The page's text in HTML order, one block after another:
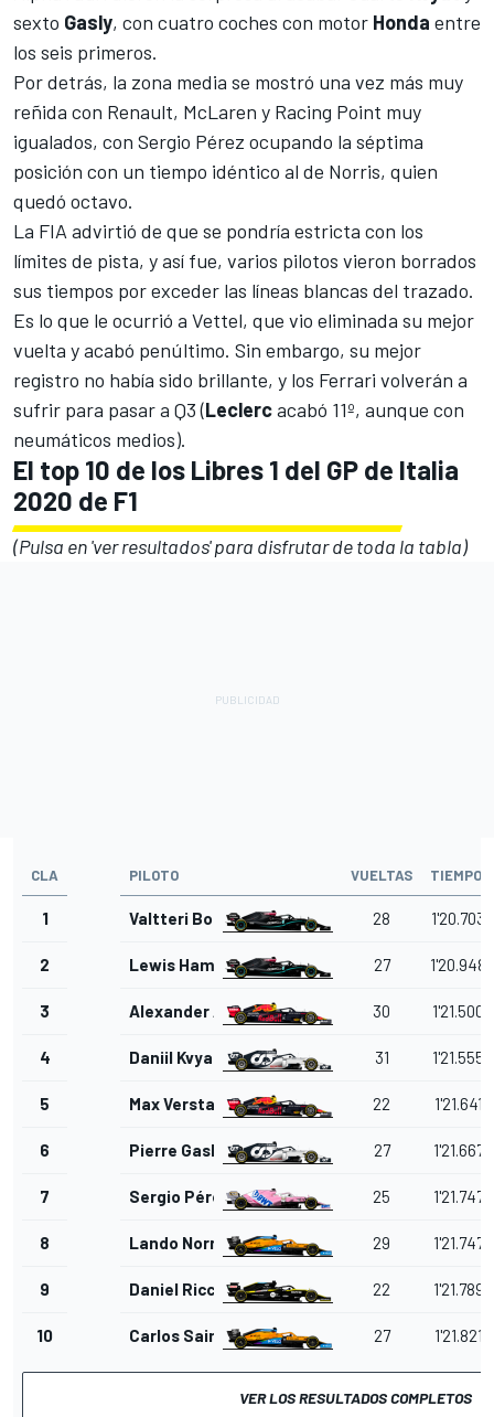
sexto Gasly, con cuatro coches con motor Honda entre
los seis primeros.
Por detrás, la zona media se mostró una vez más muy
reñida con Renault, McLaren y Racing Point muy
igualados, con Sergio Pérez ocupando la séptima
posición con un tiempo idéntico al de Norris, quien
quedó octavo.
La FIA advirtió de que se pondría estricta con los
límites de pista, y así fue, varios pilotos vieron borrados
sus tiempos por exceder las líneas blancas del trazado.
Es lo que le ocurrió a Vettel, que vio eliminada su mejor
vuelta y acabó penúltimo. Sin embargo, su mejor
registro no había sido brillante, y los Ferrari volverán a
sufrir para pasar a Q3 (Leclercacabó 11º, aunque con
neumáticos medios).
El top 10 de los Libres 1 del GP de Italia
2020 de F1
(Pulsa en 'ver resultados' para disfrutar de toda la tabla)
CLA PILOTO VUELTAS TIEMPO
1 Valtteri Bottas 28 1'20.703
2 Lewis Hamilton 27 1'20.948
3 Alexander Albon 30 1'21.500
4 Daniil Kvyat 31 1'21.555
5 Max Verstappen 22 1'21.641
6 Pierre Gasly 27 1'21.667
7 Sergio Pérez 25 1'21.747
8 Lando Norris 29 1'21.747
9 Daniel Ricciardo 22 1'21.789
10 Carlos Sainz Jr. 27 1'21.821
VER LOS RESULTADOS COMPLETOS